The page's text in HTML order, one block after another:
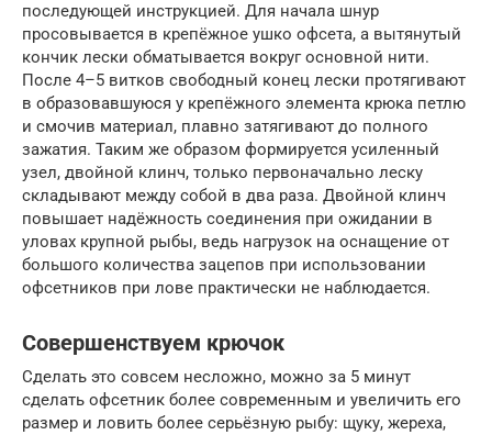
последующей инструкцией. Для начала шнур
просовывается в крепёжное ушко офсета, а вытянутый
кончик лески обматывается вокруг основной нити.
После 4–5 витков свободный конец лески протягивают
в образовавшуюся у крепёжного элемента крюка петлю
и смочив материал, плавно затягивают до полного
зажатия. Таким же образом формируется усиленный
узел, двойной клинч, только первоначально леску
складывают между собой в два раза. Двойной клинч
повышает надёжность соединения при ожидании в
уловах крупной рыбы, ведь нагрузок на оснащение от
большого количества зацепов при использовании
офсетников при лове практически не наблюдается.
Совершенствуем крючок
Сделать это совсем несложно, можно за 5 минут
сделать офсетник более современным и увеличить его
размер и ловить более серьёзную рыбу: щуку, жереха,